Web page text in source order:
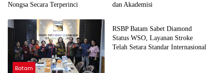
Nongsa Secara Terperinci dan Akademisi
Batam
Batam
RSBP Batam Sabet Diamond
Status WSO, Layanan Stroke
Telah Setara Standar Internasional